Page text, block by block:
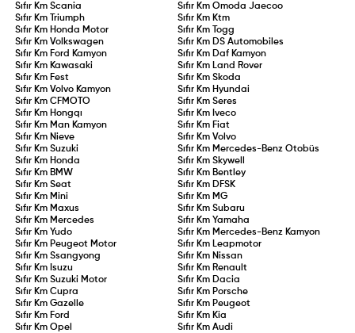
Sıfır KmScania Sıfır Km Omoda Jaecoo
Sıfır Km
Triumph Sıfır Km Ktm
Sıfır Km Honda Motor Sıfır Km
Togg
Sıfır KmVolkswagen Sıfır Km DS Automobiles
Sıfır Km Ford Kamyon Sıfır Km Daf Kamyon
Sıfır Km Kawasaki Sıfır Km Land Rover
Sıfır Km Fest Sıfır Km Skoda
Sıfır KmVolvo Kamyon Sıfır Km Hyundai
Sıfır KmCFMOTO Sıfır Km Seres
Sıfır Km Hongqı Sıfır Km Iveco
Sıfır Km Man Kamyon Sıfır Km Fiat
Sıfır Km Nieve Sıfır Km Volvo
Sıfır KmSuzuki Sıfır Km Mercedes-Benz Otobüs
Sıfır Km Honda Sıfır Km Skywell
Sıfır Km BMW Sıfır Km Bentley
Sıfır KmSeat Sıfır Km DFSK
Sıfır Km Mini Sıfır Km MG
Sıfır Km Maxus Sıfır Km Subaru
Sıfır Km Mercedes Sıfır Km Yamaha
Sıfır KmYudo Sıfır Km Mercedes-Benz Kamyon
Sıfır Km Peugeot Motor Sıfır Km Leapmotor
Sıfır KmSsangyong Sıfır Km Nissan
Sıfır Km Isuzu Sıfır Km Renault
Sıfır KmSuzuki Motor Sıfır Km Dacia
Sıfır KmCupra Sıfır Km Porsche
Sıfır KmGazelle Sıfır Km Peugeot
Sıfır Km Ford Sıfır Km Kia
Sıfır KmOpel Sıfır Km Audi